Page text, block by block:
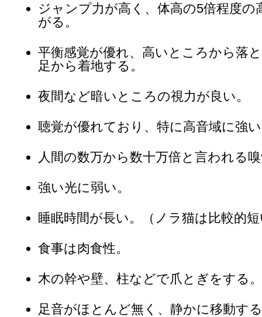
ジャンプ力が高く、体高の5倍程度の
がる。
平衡感覚が優れ、高いところから落
足から着地する。
夜間など暗いところの視力が良い。
聴覚が優れており、特に高音域に強
人間の数万から数十万倍と言われる
強い光に弱い。
睡眠時間が長い。（ノラ猫は比較的
食事は肉食性。
木の幹や壁、柱などで爪とぎをする。
足音がほとんど無く、静かに移動す